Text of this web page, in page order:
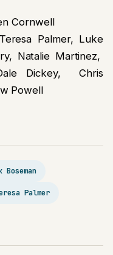
Cornwell
Palmer, Luke
Natalie Martinez,
Dickey, Chris
Powell
Boseman
Palmer